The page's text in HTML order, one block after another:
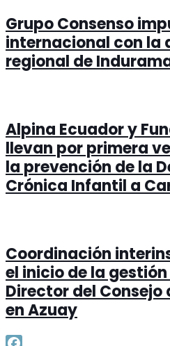
Grupo Consenso
internacional con la
regional de
Alpina Ecuador y
llevan por primera
la prevención de la
Crónica Infantil a
Coordinación
el inicio de la
Director del
en Azuay